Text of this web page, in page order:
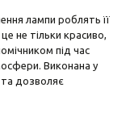
лампи роблять її
не тільки красиво,
під час
Виконана у
та дозволяє